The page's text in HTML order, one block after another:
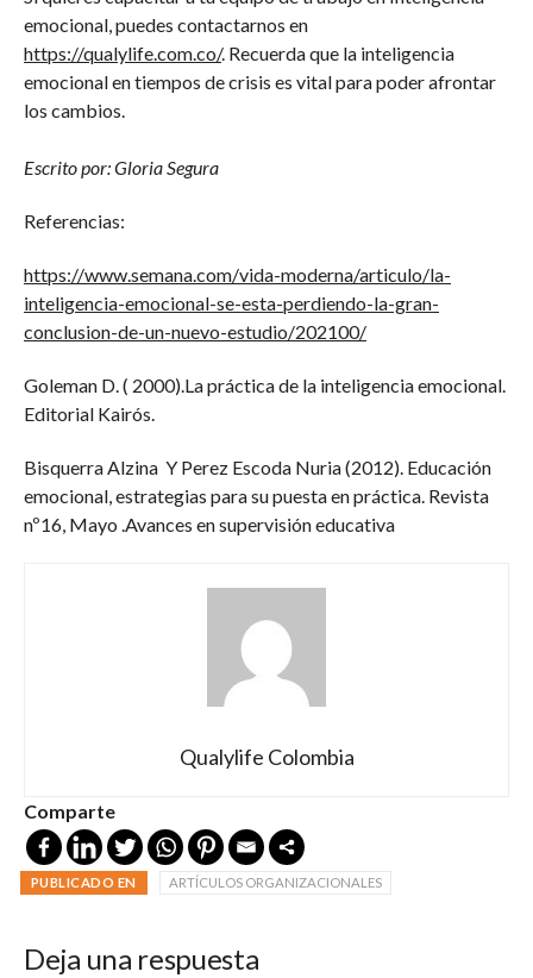
emocional, puedes contactarnos en
https://qualylife.com.co/. Recuerda que la inteligencia
emocional en tiempos de crisis es vital para poder afrontar
los cambios.
Escrito por: Gloria Segura
Referencias:
https://www.semana.com/vida-moderna/articulo/la-
inteligencia-emocional-se-esta-perdiendo-la-gran-
conclusion-de-un-nuevo-estudio/202100/
Goleman D. ( 2000).La práctica de la inteligencia emocional.
Editorial Kairós.
Bisquerra Alzina Y Perez Escoda Nuria (2012). Educación
emocional, estrategias para su puesta en práctica. Revista
nº16, Mayo .Avances en supervisión educativa
Qualylife Colombia
Comparte
PUBLICADO EN ARTÍCULOS ORGANIZACIONALES
Deja una respuesta